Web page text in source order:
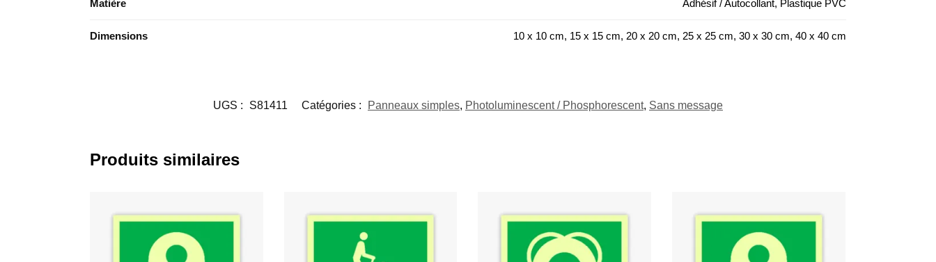
Matière Adhésif / Autocollant, Plastique PVC
Dimensions 10 x 10 cm, 15 x 15 cm, 20 x 20 cm, 25 x 25 cm, 30 x 30 cm, 40 x 40 cm
UGS : S81411 Catégories : Panneaux simples, Photoluminescent / Phosphorescent, Sans message
Produits similaires